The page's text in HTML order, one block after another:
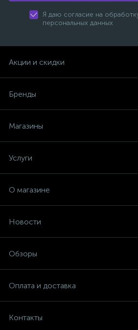
Я даю согласие на
персональных данных
Акции и скидки
Бренды
Магазины
Услуги
О магазине
Новости
Обзоры
Оплата и доставка
Контакты